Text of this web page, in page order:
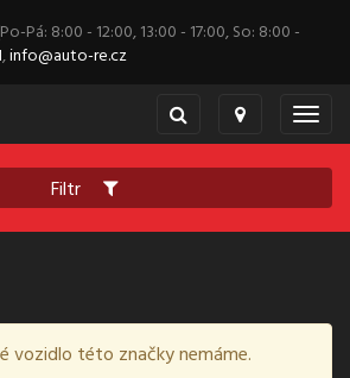
Pá: 8:00 - 12:00, 13:00 - 17:00, So: 8:00 -
,info@auto-re.cz
Filtr
vozidlo této značky nemáme.